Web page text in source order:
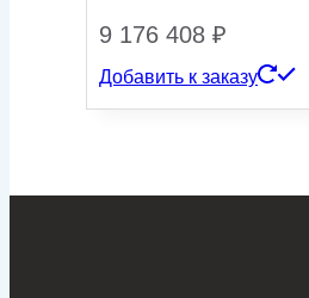
9 176 408 ₽
Добавить к заказу